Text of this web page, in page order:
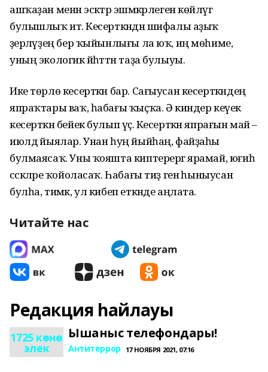
ашҡаҙан менән эсәктәр эшмәкәрлеген көйләүгә
булышлыҡ итә. Кесерткәндән шифалы аҙыҡ
әҙерләүҙең бер ҡыйынлығы ла юҡ, иң мөһиме,
уның экологик йәһәттән таҙа булыуы.
Ике төрлө кесерткән бар. Сағыусан кесерткәндең
япраҡтары ваҡ, һабағы ҡыҫҡа. Ә киндер кеүек
кесерткән бейек булып үҫә. Кесерткән япрағын май –
июлдә йыялар. Унан һуң йыйһаң, файҙаһы
булмаясаҡ. Уны ҡояшта киптерергә ярамай, юғиһә
сәскәләре ҡойоласаҡ. Һабағы тиҙ генә һыныусан
булһа, тимәк, ул кибеп еткәнде аңлата.
Читайте нас
Редакция һайлауы
1725 көнө
элек
Ышаныс телефондары!
Антитеррор 17 НОЯБРЯ 2021, 07:16